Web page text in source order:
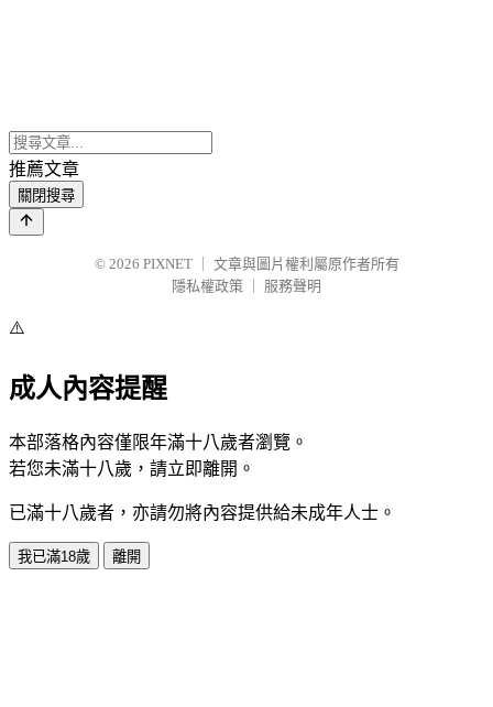
推薦文章
關閉搜尋
© 2026 PIXNET
文章與圖片權利屬原作者所有
隱私權政策
服務聲明
⚠️
成人內容提醒
本部落格內容僅限年滿十八歲者瀏覽。
若您未滿十八歲，請立即離開。
已滿十八歲者，亦請勿將內容提供給未成年人士。
我已滿18歲 離開